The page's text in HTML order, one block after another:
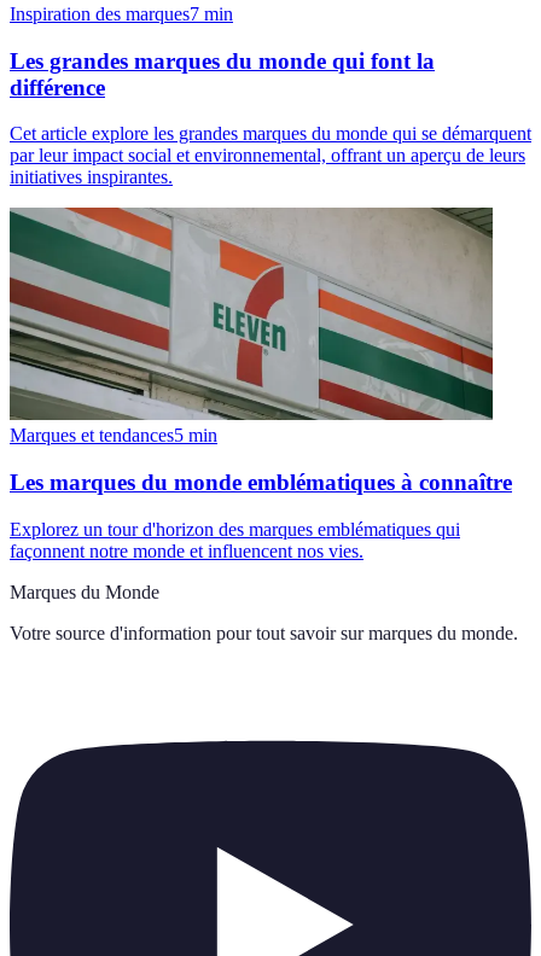
Inspiration des marques7 min
Les grandes marques du monde qui font la
différence
Cet article explore les grandes marques du monde qui se démarquent
par leur impact social et environnemental, offrant un aperçu de leurs
initiatives inspirantes.
Marques et tendances5 min
Les marques du monde emblématiques à connaître
Explorez un tour d'horizon des marques emblématiques qui
façonnent notre monde et influencent nos vies.
Marques du Monde
Votre source d'information pour tout savoir sur marques du monde.